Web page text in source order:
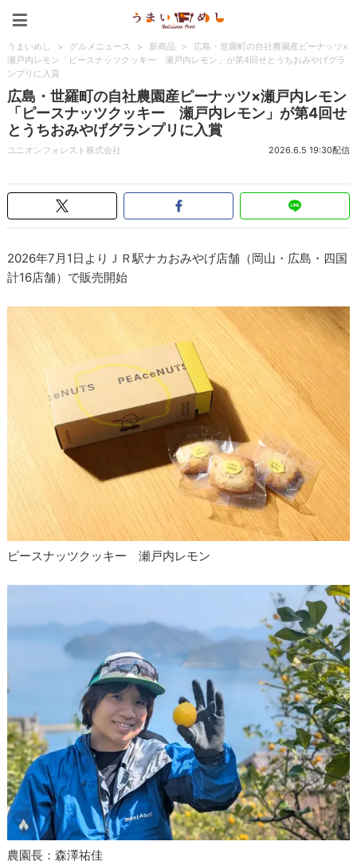
うまいめし > グルメニュース > 新商品 >
広島・世羅町の自社農園産ピーナッツ×
瀬戸内レモン「ピースナッツクッキー 瀬戸内レモン」が第4回せとうちおみやげグラ
ンプリに入賞
広島・世羅町の自社農園産ピーナッツ×瀬戸内レモン
「ピースナッツクッキー 瀬戸内レモン」が第4回せ
とうちおみやげグランプリに入賞
ユニオンフォレスト株式会社 2026.6.5 19:30配信
2026年7月1日よりＪＲ駅ナカおみやげ店舗（岡山・広島・四国
計16店舗）で販売開始
ピースナッツクッキー 瀬戸内レモン
農園長：森澤祐佳